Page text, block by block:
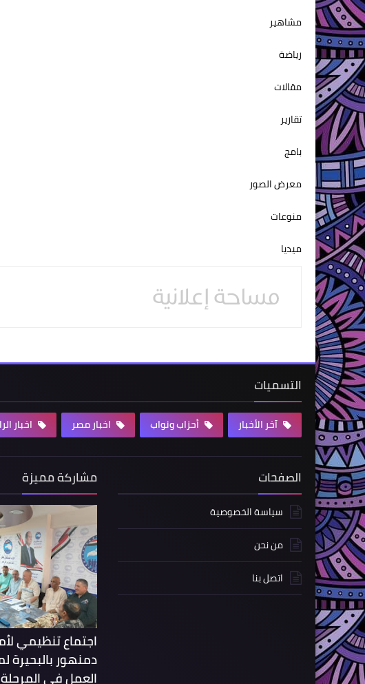
مشاهير
رياضة
مقالات
تقارير
بامج
معرض الصور
منوعات
ميديا
التسميات
آخر الأخبار أحزاب ونواب اخبار مصر اخبار
الصفحات
سياسة الخصوصية
من نحن
اتصل بنا
مشاركة مميزة
اجتماع تنظيمي
دمنهور بالبحيرة
العمل فى